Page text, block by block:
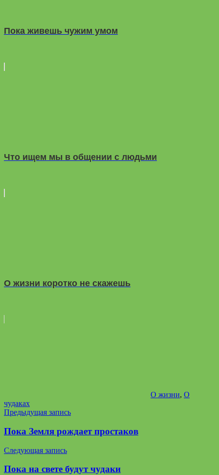
Пока живешь чужим умом
Что ищем мы в общении с людьми
О жизни коротко не скажешь
О жизни, О
чудаках
Навигация
по
Предыдущая запись
Пока Земля рождает простаков
Следующая запись
Пока на свете будут чудаки